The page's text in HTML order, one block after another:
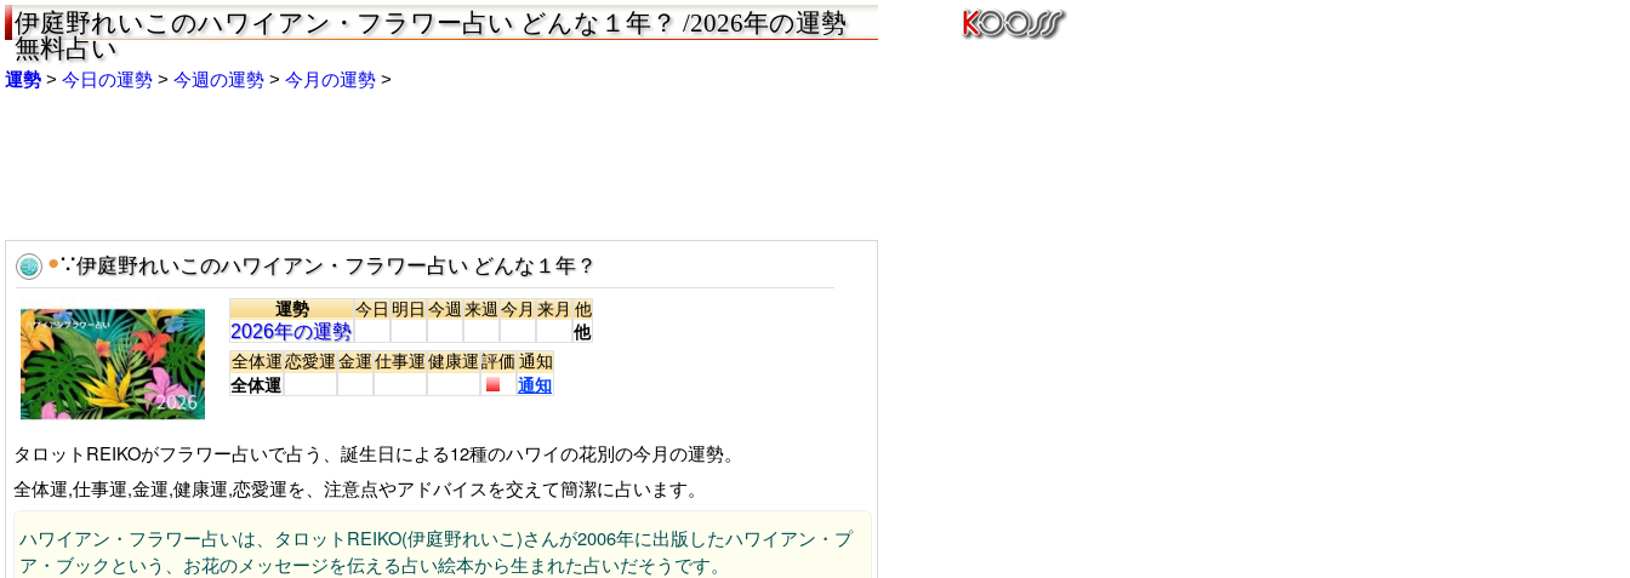
伊庭野れいこのハワイアン・フラワー占い どんな１年？ /2026年の運勢
無料占い
運勢 今日の運勢 今週の運勢 今月の運勢
●∵伊庭野れいこのハワイアン・フラワー占い どんな１年？
運勢
2026年の運勢
今日明日今週来週今月来月他
他
全体運
全体運
恋愛運金運仕事運健康運評価通知
通知
タロットREIKOがフラワー占いで占う、誕生日による12種のハワイの花別の今月の運勢。
全体運,仕事運,金運,健康運,恋愛運を、注意点やアドバイスを交えて簡潔に占います。
ハワイアン・フラワー占いは、タロットREIKO(伊庭野れいこ)さんが2006年に出版したハワイアン・プ
ア・ブックという、お花のメッセージを伝える占い絵本から生まれた占いだそうです。